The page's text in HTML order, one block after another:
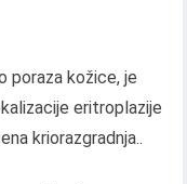
poraza kožice, je
eritroplazije
kriorazgradnja..